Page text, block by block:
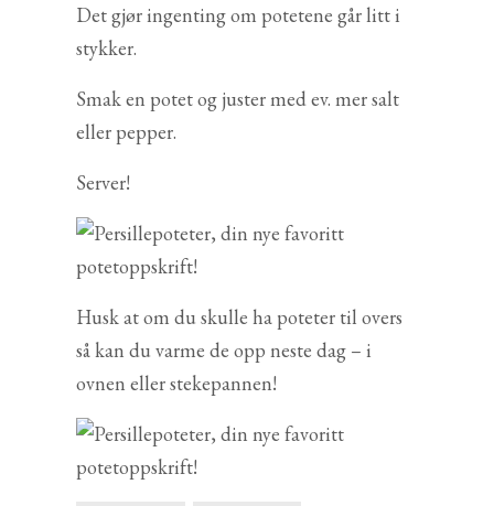
Det gjør ingenting om potetene går litt i
stykker.
Smak en potet og juster med ev. mer salt
eller pepper.
Server!
Husk at om du skulle ha poteter til overs
så kan du varme de opp neste dag – i
ovnen eller stekepannen!